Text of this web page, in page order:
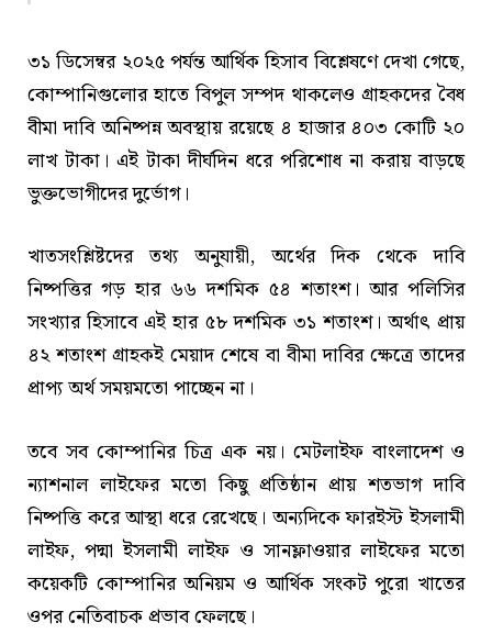
৩১ ডিসেম্বর ২০২৫ পর্যন্ত আর্থিক হিসাব বিশ্লেষণে দেখা গেছে,
কোম্পানিগুলোর হাতে বিপুল সম্পদ থাকলেও গ্রাহকদের বৈধ
বীমা দাবি অনিষ্পন্ন অবস্থায় রয়েছে ৪ হাজার ৪০৩ কোটি ২০
লাখ টাকা। এই টাকা দীর্ঘদিন ধরে পরিশোধ না করায় বাড়ছে
ভুক্তভোগীদের দুর্ভোগ।
খাতসংশ্লিষ্টদের তথ্য অনুযায়ী, অর্থের দিক থেকে দাবি
নিষ্পত্তির গড় হার ৬৬ দশমিক ৫৪ শতাংশ। আর পলিসির
সংখ্যার হিসাবে এই হার ৫৮ দশমিক ৩১ শতাংশ। অর্থাৎ প্রায়
৪২ শতাংশ গ্রাহকই মেয়াদ শেষে বা বীমা দাবির ক্ষেত্রে তাদের
প্রাপ্য অর্থ সময়মতো পাচ্ছেন না।
তবে সব কোম্পানির চিত্র এক নয়। মেটলাইফ বাংলাদেশ ও
ন্যাশনাল লাইফের মতো কিছু প্রতিষ্ঠান প্রায় শতভাগ দাবি
নিষ্পত্তি করে আস্থা ধরে রেখেছে। অন্যদিকে ফারইস্ট ইসলামী
লাইফ, পদ্মা ইসলামী লাইফ ও সানফ্লাওয়ার লাইফের মতো
কয়েকটি কোম্পানির অনিয়ম ও আর্থিক সংকট পুরো খাতের
ওপর নেতিবাচক প্রভাব ফেলছে।